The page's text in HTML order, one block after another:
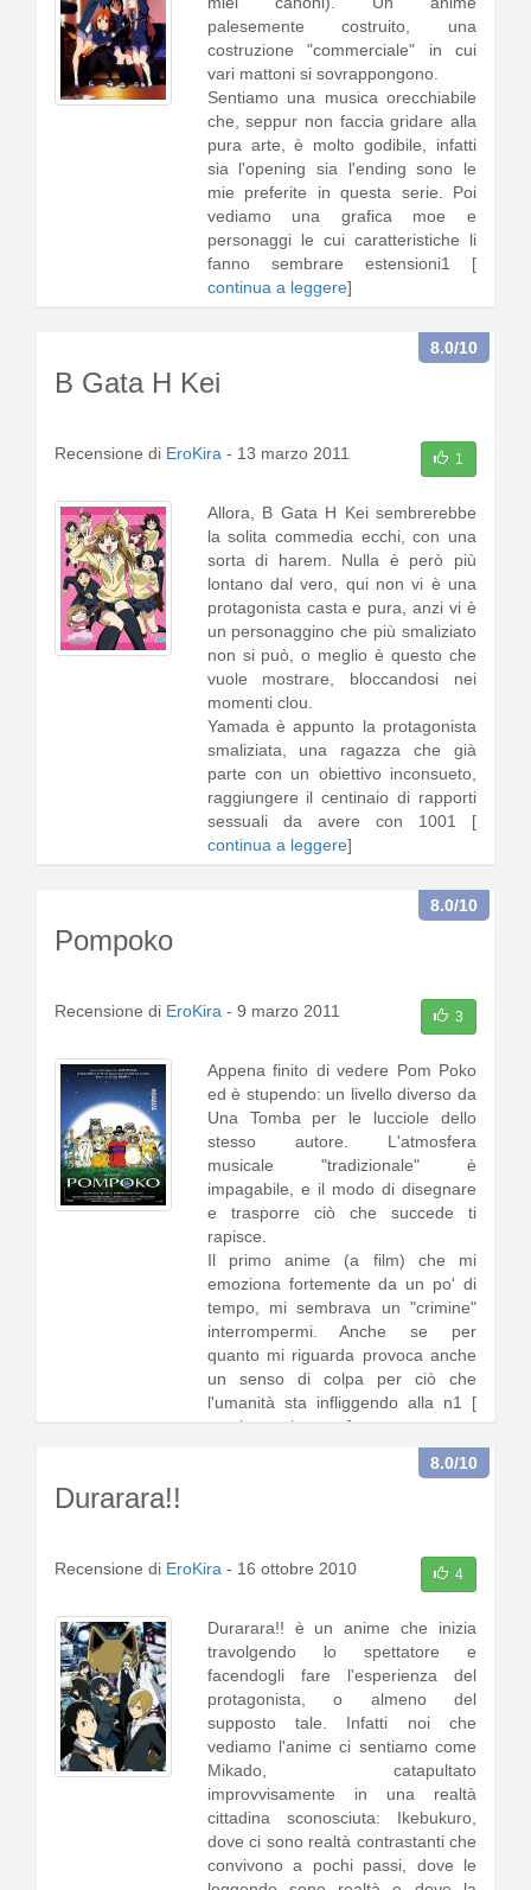
palesemente costruito, una
costruzione "commerciale" in cui
vari mattoni si sovrappongono.
Sentiamo una musica orecchiabile
che, seppur non faccia gridare alla
pura arte, è molto godibile, infatti
sia l'opening sia l'ending sono le
mie preferite in questa serie. Poi
vediamo una grafica moe e
personaggi le cui caratteristiche li
fanno sembrare estensioni1 [
continua a leggere]
B Gata H Kei
8.0/10
Recensione di EroKira - 13 marzo 2011 1
Allora, B Gata H Kei sembrerebbe
la solita commedia ecchi, con una
sorta di harem. Nulla è però più
lontano dal vero, qui non vi è una
protagonista casta e pura, anzi vi è
un personaggino che più smaliziato
non si può, o meglio è questo che
vuole mostrare, bloccandosi nei
momenti clou.
Yamada è appunto la protagonista
smaliziata, una ragazza che già
parte con un obiettivo inconsueto,
raggiungere il centinaio di rapporti
sessuali da avere con 1001 [
continua a leggere]
Pompoko
8.0/10
Recensione di EroKira - 9 marzo 2011 3
Appena finito di vedere Pom Poko
ed è stupendo: un livello diverso da
Una Tomba per le lucciole dello
stesso autore. L'atmosfera
musicale "tradizionale" è
impagabile, e il modo di disegnare
e trasporre ciò che succede ti
rapisce.
Il primo anime (a film) che mi
emoziona fortemente da un po' di
tempo, mi sembrava un "crimine"
interrompermi. Anche se per
quanto mi riguarda provoca anche
un senso di colpa per ciò che
l'umanità sta infliggendo alla n1 [
continua a leggere]
Durarara!!
8.0/10
Recensione di EroKira - 16 ottobre 2010 4
Durarara!! è un anime che inizia
travolgendo lo spettatore e
facendogli fare l'esperienza del
protagonista, o almeno del
supposto tale. Infatti noi che
vediamo l'anime ci sentiamo come
Mikado, catapultato
improvvisamente in una realtà
cittadina sconosciuta: Ikebukuro,
dove ci sono realtà contrastanti che
convivono a pochi passi, dove le